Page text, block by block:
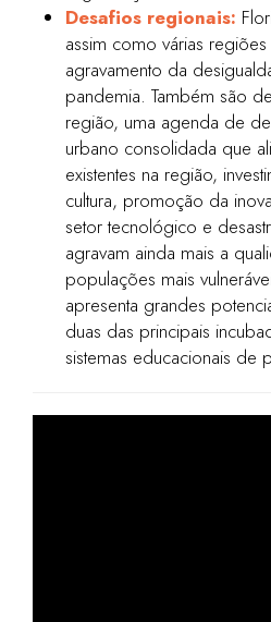
Desafios regionais:
assim como várias
agravamento da
pandemia. Também são
região, uma agenda de
urbano consolidada que
existentes na região,
cultura, promoção da
setor tecnológico e
agravam ainda mais a
populações mais
apresenta grandes
duas das principais
sistemas educacionais de